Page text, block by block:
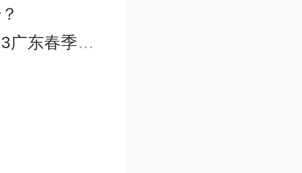
考试成绩
行志愿择
季考试时间